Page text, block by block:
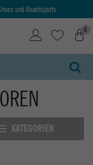
und Boardsports
0
KATEGORIEN